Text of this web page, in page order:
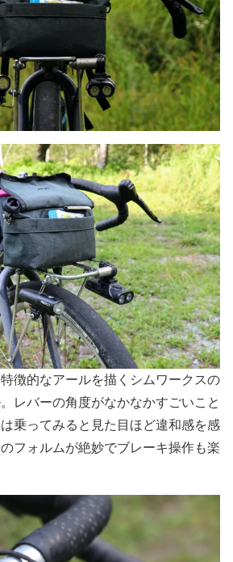
徴的なアールを描くシムワークスの
レバーの角度がなかなかすごいこと
乗ってみると見た目ほど違和感を感
フォルムが絶妙でブレーキ操作も楽